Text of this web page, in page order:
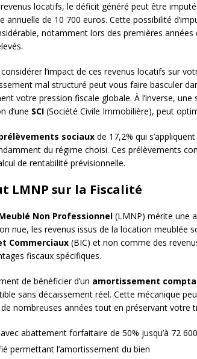
locatifs, le déficit généré peut être
annuelle de 10 700 euros. Cette possibilité
notamment lors des premières années
l’impact de ces revenus locatifs sur
mal structuré peut vous faire basculer
votre pression fiscale globale. À l’inverse, une
d’une SCI(Société Civile Immobilière), peut
sociauxde 17,2% qui
du régime choisi. Ces prélèvements
de rentabilité prévisionnelle.
LMNP sur la Fiscalité
Non Professionnel(LMNP) mérite une
nue, les revenus issus de la location meublée
Commerciaux(BIC) et non comme des
fiscaux spécifiques.
de bénéficier d’un amortissement
sans décaissement réel. Cette mécanique
nombreuses années tout en préservant votre
abattement forfaitaire de 50% jusqu’à 72
permettant l’amortissement du bien